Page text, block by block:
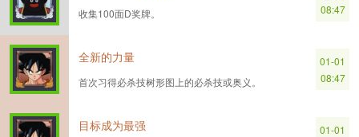
收集100面D奖牌。
08:47
全新的力量
首次习得必杀技树形图上的必杀技或奥义。
01-01
08:47
目标成为最强
01-01